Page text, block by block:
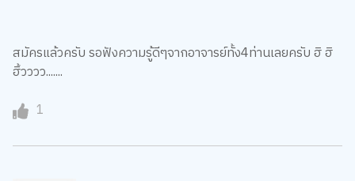
สมัครแล้วครับ รอฟังความรู้ดีๆจากอาจารย์ทั้ง4ท่านเลยครับ ฮิ ฮิ
ฮิ้วววว.......
1